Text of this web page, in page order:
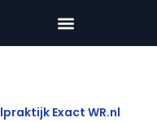
Exact WR.nl